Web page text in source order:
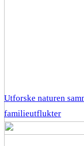
Utforske naturen
familieutflukter